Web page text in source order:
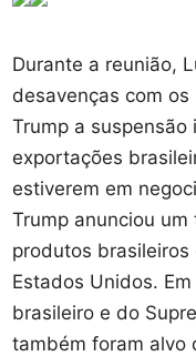
Durante a reunião,
desavenças com
Trump a
exportações
estiverem em
Trump anunciou
produtos
Estados Unidos.
brasileiro e do
também foram alvo